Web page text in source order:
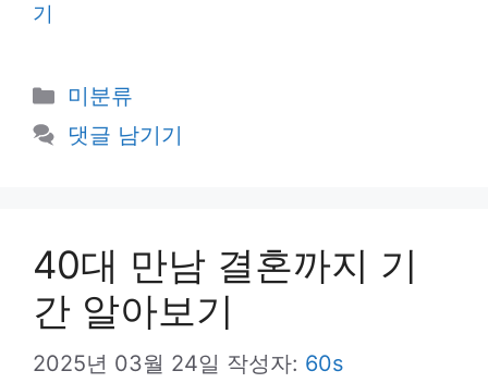
기
카
테
미분류
댓글 남기기
40대 만남 결혼까지 기
간 알아보기
2025년 03월 24일 작성자: 60s